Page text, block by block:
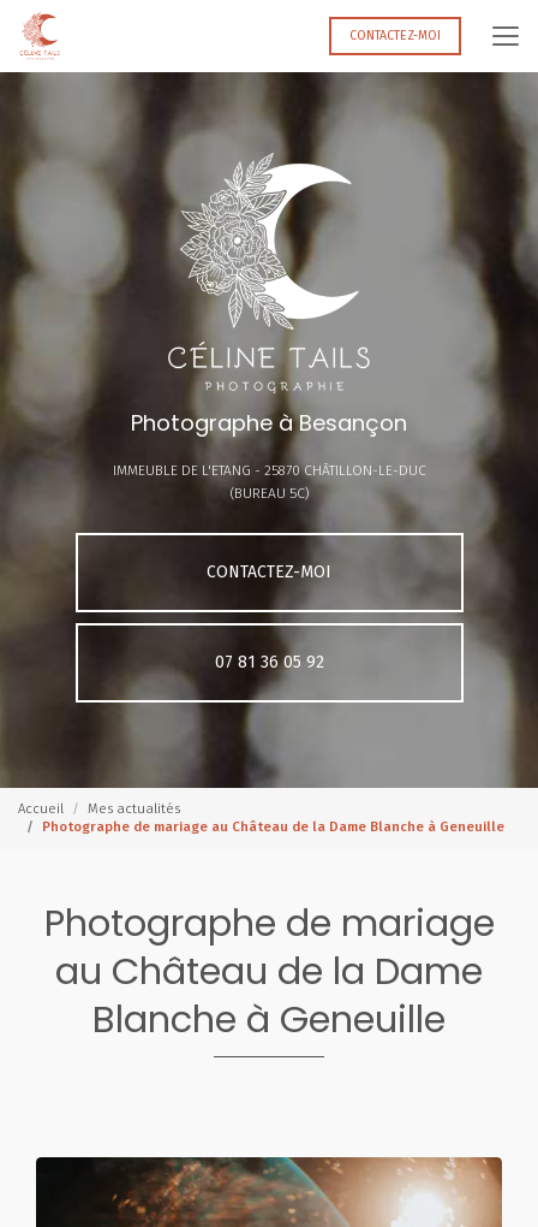
Aller
contenu
CONTACTEZ-MOI
Photographe à Besançon
IMMEUBLE DE L'ETANG - 25870 CHÂTILLON-LE-DUC
(BUREAU 5C)
CONTACTEZ-MOI
07 81 36 05 92
Accueil
Mes actualités
Photographe de mariage au Château de la Dame Blanche à Geneuille
Photographe de mariage
au Château de la Dame
Blanche à Geneuille